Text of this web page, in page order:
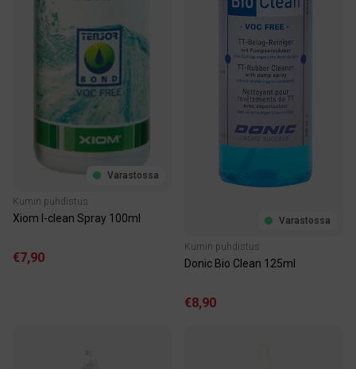
Varastossa
Kumin puhdistus
Xiom I-clean Spray 100ml
€7,90
Varastossa
Kumin puhdistus
Donic Bio Clean 125ml
€8,90